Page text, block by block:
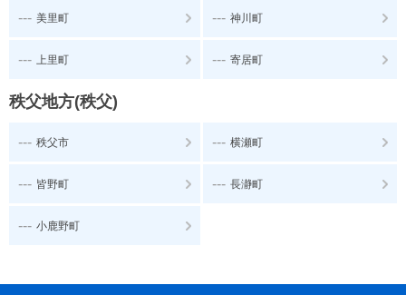
--- 美里町 --- 神川町
--- 上里町 --- 寄居町
秩父地方(秩父)
--- 秩父市 --- 横瀬町
--- 皆野町 --- 長瀞町
--- 小鹿野町